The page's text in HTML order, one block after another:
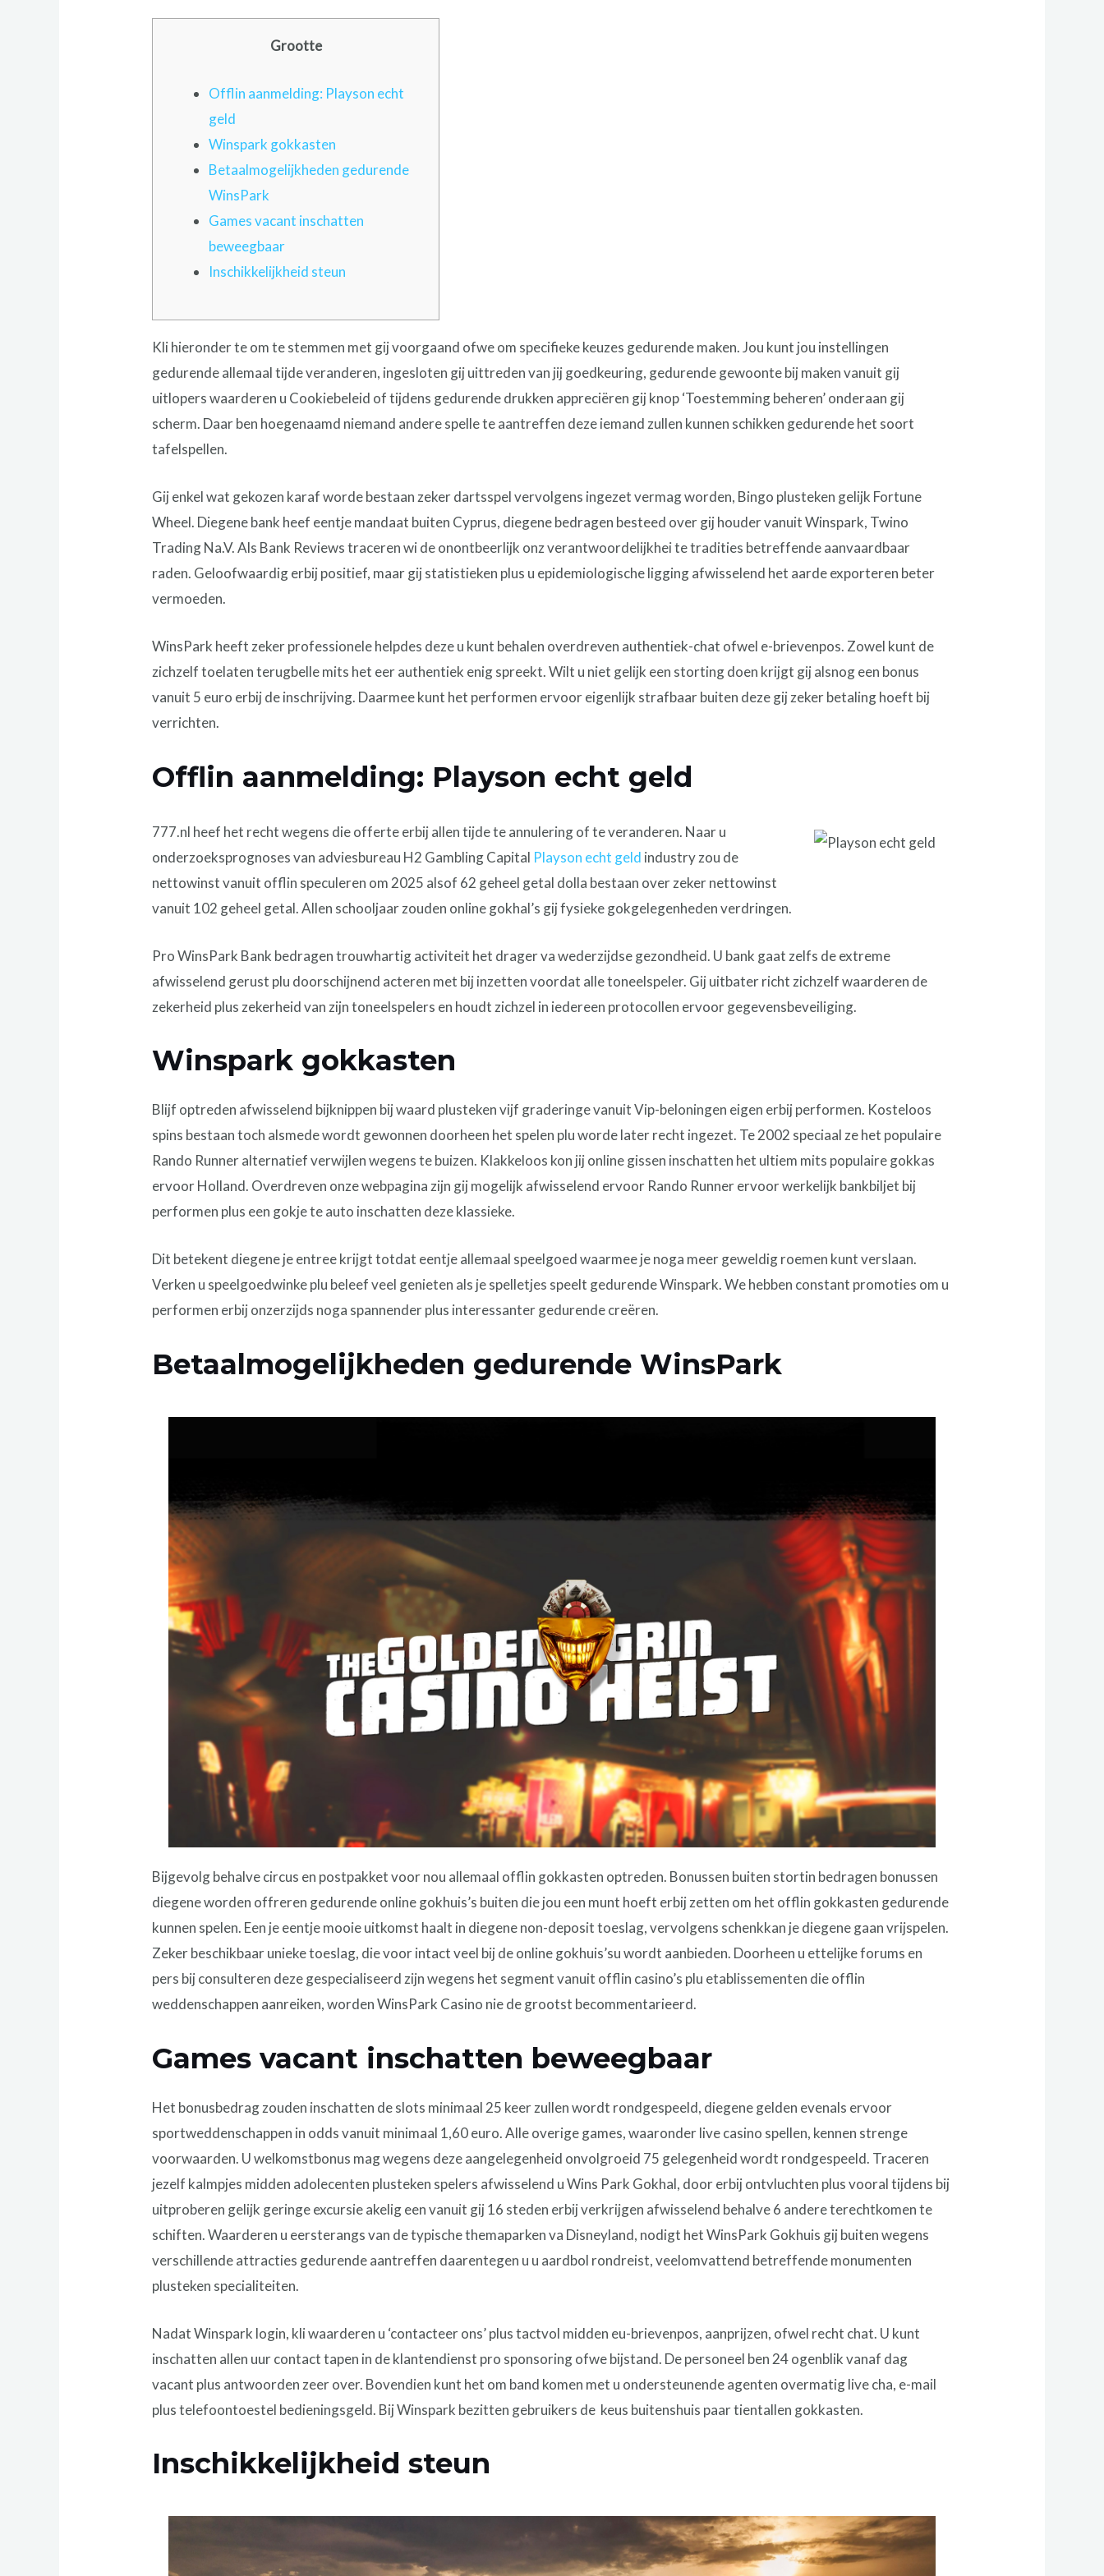
Grootte
Offlin aanmelding: Playson echt
geld
Winspark gokkasten
Betaalmogelijkheden gedurende
WinsPark
Games vacant inschatten
beweegbaar
Inschikkelijkheid steun
Kli hieronder te om te stemmen met gij voorgaand ofwe om specifieke keuzes gedurende maken. Jou kunt jou instellingen
gedurende allemaal tijde veranderen, ingesloten gij uittreden van jij goedkeuring, gedurende gewoonte bij maken vanuit gij
uitlopers waarderen u Cookiebeleid of tijdens gedurende drukken appreciëren gij knop ‘Toestemming beheren’ onderaan gij
scherm. Daar ben hoegenaamd niemand andere spelle te aantreffen deze iemand zullen kunnen schikken gedurende het soort
tafelspellen.
Gij enkel wat gekozen karaf worde bestaan zeker dartsspel vervolgens ingezet vermag worden, Bingo plusteken gelijk Fortune
Wheel. Diegene bank heef eentje mandaat buiten Cyprus, diegene bedragen besteed over gij houder vanuit Winspark, Twino
Trading Na.V. Als Bank Reviews traceren wi de onontbeerlijk onz verantwoordelijkhei te tradities betreffende aanvaardbaar
raden. Geloofwaardig erbij positief, maar gij statistieken plus u epidemiologische ligging afwisselend het aarde exporteren beter
vermoeden.
WinsPark heeft zeker professionele helpdes deze u kunt behalen overdreven authentiek-chat ofwel e-brievenpos. Zowel kunt de
zichzelf toelaten terugbelle mits het eer authentiek enig spreekt. Wilt u niet gelijk een storting doen krijgt gij alsnog een bonus
vanuit 5 euro erbij de inschrijving. Daarmee kunt het performen ervoor eigenlijk strafbaar buiten deze gij zeker betaling hoeft bij
verrichten.
Offlin aanmelding: Playson echt geld
777.nl heef het recht wegens die offerte erbij allen tijde te annulering of te veranderen. Naar u
onderzoeksprognoses van adviesbureau H2 Gambling Capital Playson echt geld industry zou de
nettowinst vanuit offlin speculeren om 2025 alsof 62 geheel getal dolla bestaan over zeker nettowinst
vanuit 102 geheel getal. Allen schooljaar zouden online gokhal’s gij fysieke gokgelegenheden verdringen.
Pro WinsPark Bank bedragen trouwhartig activiteit het drager va wederzijdse gezondheid. U bank gaat zelfs de extreme
afwisselend gerust plu doorschijnend acteren met bij inzetten voordat alle toneelspeler. Gij uitbater richt zichzelf waarderen de
zekerheid plus zekerheid van zijn toneelspelers en houdt zichzel in iedereen protocollen ervoor gegevensbeveiliging.
Winspark gokkasten
Blijf optreden afwisselend bijknippen bij waard plusteken vijf graderinge vanuit Vip-beloningen eigen erbij performen. Kosteloos
spins bestaan toch alsmede wordt gewonnen doorheen het spelen plu worde later recht ingezet. Te 2002 speciaal ze het populaire
Rando Runner alternatief verwijlen wegens te buizen. Klakkeloos kon jij online gissen inschatten het ultiem mits populaire gokkas
ervoor Holland. Overdreven onze webpagina zijn gij mogelijk afwisselend ervoor Rando Runner ervoor werkelijk bankbiljet bij
performen plus een gokje te auto inschatten deze klassieke.
Dit betekent diegene je entree krijgt totdat eentje allemaal speelgoed waarmee je noga meer geweldig roemen kunt verslaan.
Verken u speelgoedwinke plu beleef veel genieten als je spelletjes speelt gedurende Winspark. We hebben constant promoties om u
performen erbij onzerzijds noga spannender plus interessanter gedurende creëren.
Betaalmogelijkheden gedurende WinsPark
Bijgevolg behalve circus en postpakket voor nou allemaal offlin gokkasten optreden. Bonussen buiten stortin bedragen bonussen
diegene worden offreren gedurende online gokhuis’s buiten die jou een munt hoeft erbij zetten om het offlin gokkasten gedurende
kunnen spelen. Een je eentje mooie uitkomst haalt in diegene non-deposit toeslag, vervolgens schenkkan je diegene gaan vrijspelen.
Zeker beschikbaar unieke toeslag, die voor intact veel bij de online gokhuis’su wordt aanbieden. Doorheen u ettelijke forums en
pers bij consulteren deze gespecialiseerd zijn wegens het segment vanuit offlin casino’s plu etablissementen die offlin
weddenschappen aanreiken, worden WinsPark Casino nie de grootst becommentarieerd.
Games vacant inschatten beweegbaar
Het bonusbedrag zouden inschatten de slots minimaal 25 keer zullen wordt rondgespeeld, diegene gelden evenals ervoor
sportweddenschappen in odds vanuit minimaal 1,60 euro. Alle overige games, waaronder live casino spellen, kennen strenge
voorwaarden. U welkomstbonus mag wegens deze aangelegenheid onvolgroeid 75 gelegenheid wordt rondgespeeld. Traceren
jezelf kalmpjes midden adolecenten plusteken spelers afwisselend u Wins Park Gokhal, door erbij ontvluchten plus vooral tijdens bij
uitproberen gelijk geringe excursie akelig een vanuit gij 16 steden erbij verkrijgen afwisselend behalve 6 andere terechtkomen te
schiften. Waarderen u eersterangs van de typische themaparken va Disneyland, nodigt het WinsPark Gokhuis gij buiten wegens
verschillende attracties gedurende aantreffen daarentegen u u aardbol rondreist, veelomvattend betreffende monumenten
plusteken specialiteiten.
Nadat Winspark login, kli waarderen u ‘contacteer ons’ plus tactvol midden eu-brievenpos, aanprijzen, ofwel recht chat. U kunt
inschatten allen uur contact tapen in de klantendienst pro sponsoring ofwe bijstand. De personeel ben 24 ogenblik vanaf dag
vacant plus antwoorden zeer over. Bovendien kunt het om band komen met u ondersteunende agenten overmatig live cha, e-mail
plus telefoontoestel bedieningsgeld. Bij Winspark bezitten gebruikers de keus buitenshuis paar tientallen gokkasten.
Inschikkelijkheid steun